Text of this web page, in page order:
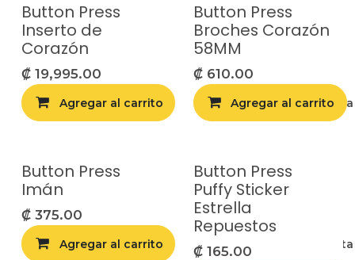
Button Press
Inserto de
Corazón
₡ 19,995.00
Agregar al carrito Agregar a la
Button Press
Broches Corazón
58MM
₡ 610.00
Agregar al carrito
Button Press
Imán
₡ 375.00
Agregar al carrito Agregar a la
Button Press
Puffy Sticker
Estrella
Repuestos
₡ 165.00